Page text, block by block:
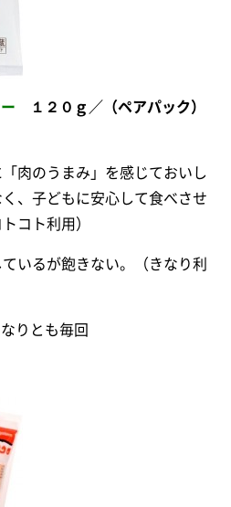
１２０ｇ／（ペアパック）
肉のうまみ」を感じておいし
、子どもに安心して食べさせ
コト利用）
いるが飽きない。（きなり利
りとも毎回